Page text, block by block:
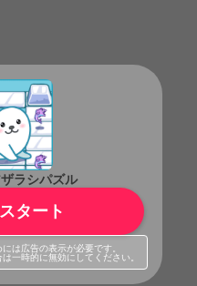
ラシパズル
タート
は広告の表示が必要です。
一時的に無効にしてください。